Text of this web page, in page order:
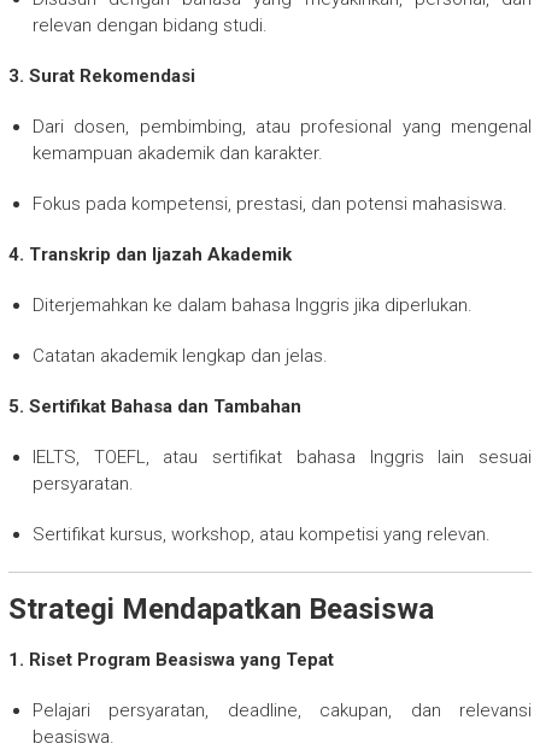
relevan dengan bidang studi.
3. Surat Rekomendasi
Dari dosen, pembimbing, atau profesional yang mengenal
kemampuan akademik dan karakter.
Fokus pada kompetensi, prestasi, dan potensi mahasiswa.
4. Transkrip dan Ijazah Akademik
Diterjemahkan ke dalam bahasa Inggris jika diperlukan.
Catatan akademik lengkap dan jelas.
5. Sertifikat Bahasa dan Tambahan
IELTS, TOEFL, atau sertifikat bahasa Inggris lain sesuai
persyaratan.
Sertifikat kursus, workshop, atau kompetisi yang relevan.
Strategi Mendapatkan Beasiswa
1. Riset Program Beasiswa yang Tepat
Pelajari persyaratan, deadline, cakupan, dan relevansi
beasiswa.